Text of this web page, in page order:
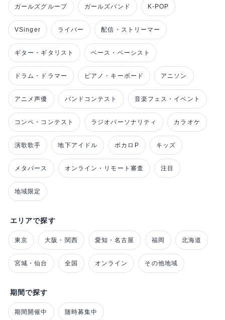
ガールズグループ ガールズバンド K-POP
VSinger ライバー 配信・ストリーマー
ギター・ギタリスト ベース・ベーシスト
ドラム・ドラマー ピアノ・キーボード アニソン
アニメ声優 バンドコンテスト 音楽フェス・イベント
コンペ・コンテスト ラジオパーソナリティ カラオケ
演歌歌手 地下アイドル ボカロP キッズ
メタバース オンライン・リモート審査 注目
地域限定
エリアで探す
東京 大阪・関西 愛知・名古屋 福岡 北海道
宮城・仙台 全国 オンライン その他地域
期間で探す
期間開催中 随時募集中